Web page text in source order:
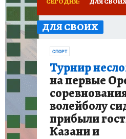
ДЛЯ СВОИХ
СПОРТ
Турнир
на первые
волейболу
прибыли
Казани и